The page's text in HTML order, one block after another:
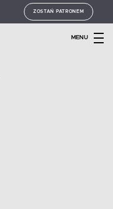
ZOSTAŃ PATRONEM
MENU